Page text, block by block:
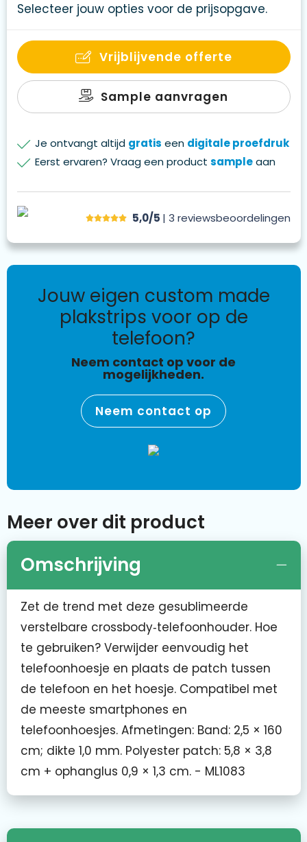
Selecteer jouw opties voor de prijsopgave.
Vrijblijvende offerte
Sample aanvragen
Je ontvangt altijd gratis een digitale proefdruk
Eerst ervaren? Vraag een product sampleaan
5,0/5 | 3 reviewsbeoordelingen
jouw eigen custom made
plakstrips voor op de
telefoon?
Neem contact op voor de
mogelijkheden.
Neem contact op
Meer over dit product
Omschrijving
Zet de trend met deze gesublimeerde
verstelbare crossbody‑telefoonhouder. Hoe
te gebruiken? Verwijder eenvoudig het
telefoonhoesje en plaats de patch tussen
de telefoon en het hoesje. Compatibel met
de meeste smartphones en
telefoonhoesjes. Afmetingen: Band: 2,5 × 160
cm; dikte 1,0 mm. Polyester patch: 5,8 × 3,8
cm + ophanglus 0,9 × 1,3 cm. - ML1083